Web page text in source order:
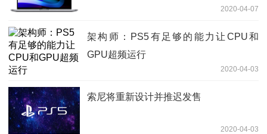
2020-04-07
架构师：PS5有足够的能力让CPU和
GPU超频运行
2020-04-03
索尼将重新设计并推迟发售
2020-04-03